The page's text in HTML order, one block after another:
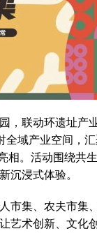
，联动环遗址产
域产业空间，
相。活动围绕共
沉浸式体验。
市集、农夫市集
艺术创新、文化